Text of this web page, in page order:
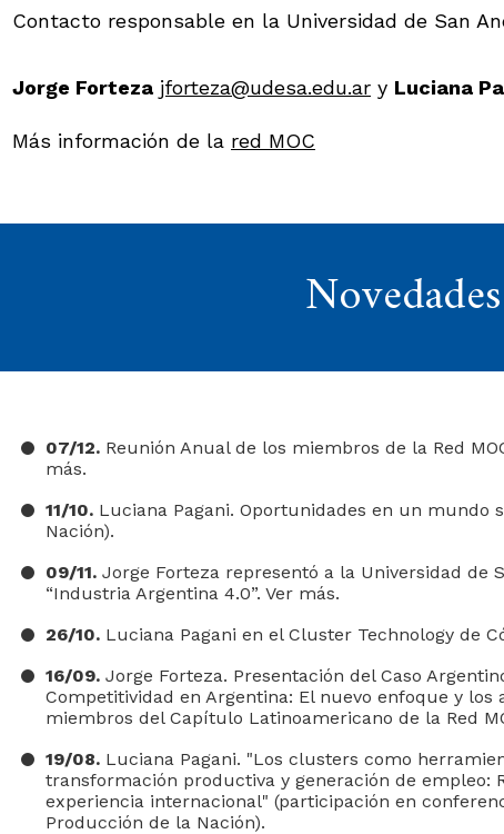
Contacto responsable en la Universidad de San
Jorge Forteza jforteza@udesa.edu.ar y Luciana
Más información de la red MOC
Novedades
07/12. Reunión Anual de los miembros de la Red
más.
11/10. Luciana Pagani. Oportunidades en un mundo
Nación).
09/11. Jorge Forteza representó a la Universidad de
“Industria Argentina 4.0”. Ver más.
26/10. Luciana Pagani en el Cluster Technology de
16/09. Jorge Forteza. Presentación del Caso
Competitividad en Argentina: El nuevo enfoque y los
miembros del Capítulo Latinoamericano de la Red
19/08. Luciana Pagani. "Los clusters como
transformación productiva y generación de empleo:
experiencia internacional" (participación en
Producción de la Nación).